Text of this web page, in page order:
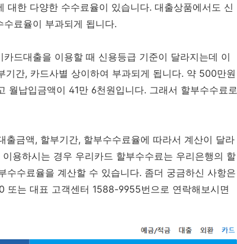
대한 다양한 수수료율이 있습니다. 대출상품에서도 신
료율이 부과되게 됩니다.
드대출을 이용할 때 신용등급 기준이 달라지는데 이
간, 카드사별 상이하여 부과되게 됩니다. 약 500만원
월납입금액이 41만 6천원입니다. 그래서 할부수수료로
출금액, 할부기간, 할부수수료율에 따라서 계산이 달라
용하시는 경우 우리카드 할부수수료는 우리은행의 할
수수료율을 계산할 수 있습니다. 좀더 궁금하신 사항은
또는 대표 고객센터 1588-9955번으로 연락해보시면